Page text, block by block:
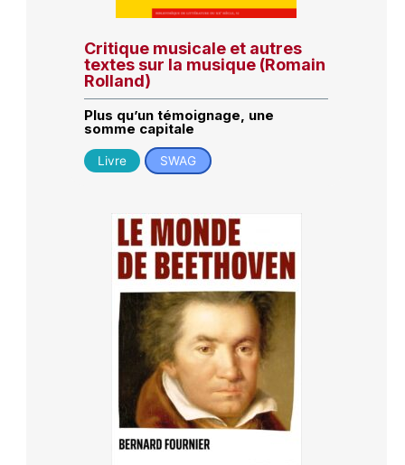
Critique musicale et autres
textes sur la musique (Romain
Rolland)
Plus qu’un témoignage, une
somme capitale
Livre SWAG